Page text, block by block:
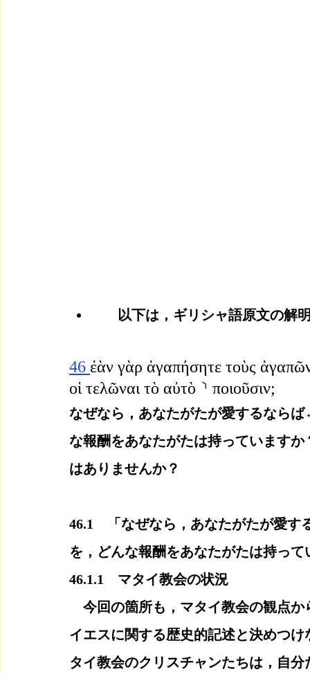
以下は，ギリシャ語原文の解
46 ἐὰν γὰρ ἀγαπήσητε τοὺς
οἱ τελῶναι τὸ αὐτὸ ⸃ ποιοῦσιν;
なぜなら，あなたがたが愛するなら
な報酬をあなたがたは持っています
はありませんか？
46.1　「なぜなら，あなたがたが愛
を，どんな報酬をあなたがたは持って
46.1.1　マタイ教会の状況
今回の箇所も，マタイ教会の観点か
イエスに関する歴史的記述と決めつ
タイ教会のクリスチャンたちは，自